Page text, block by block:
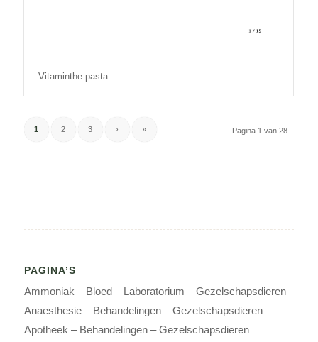
Vitaminthe pasta
Pagina 1 van 28
1 2 3 › »
PAGINA’S
Ammoniak – Bloed – Laboratorium – Gezelschapsdieren
Anaesthesie – Behandelingen – Gezelschapsdieren
Apotheek – Behandelingen – Gezelschapsdieren